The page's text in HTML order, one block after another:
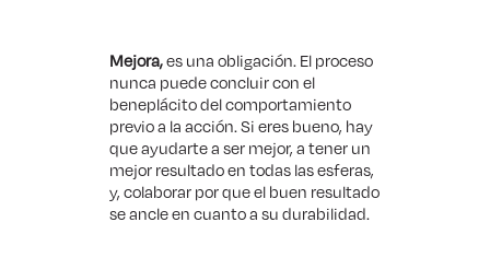
Mejora,es una obligación. El proceso
nunca puede concluir con el
beneplácito del comportamiento
previo a la acción. Si eres bueno, hay
que ayudarte a ser mejor, a tener un
mejor resultado en todas las esferas,
y, colaborar por que el buen resultado
se ancle en cuanto a su durabilidad.